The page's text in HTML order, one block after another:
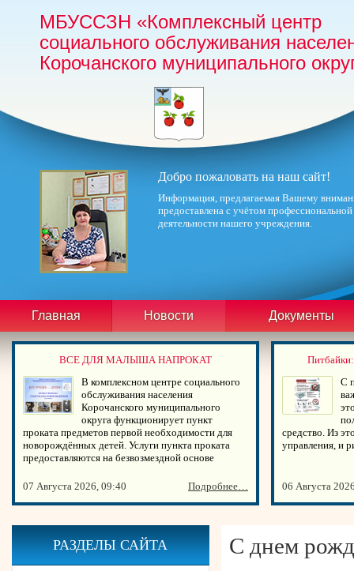
МБУССЗН «Комплексный центр
социального обслуживания
Корочанского муниципального
Добро пожаловать на наш сайт!
Информация, предлагаемая Вашему
предоставлена с учётом
деятельности нашего учреждения.
Главная Новости Документы
ВСЕ ДЛЯ МАЛЫША НАПРОКАТ
В комплексном центре социального
обслуживания населения
Корочанского муниципального
округа функционирует пункт
проката предметов первой необходимости для
новорождённых детей. Услуги пункта проката
предоставляются на безвозмездной основе
07 Августа 2026, 09:40 Подробнее…
С
средство. Из
управления, и
06 Августа
РАЗДЕЛЫ САЙТА С днем